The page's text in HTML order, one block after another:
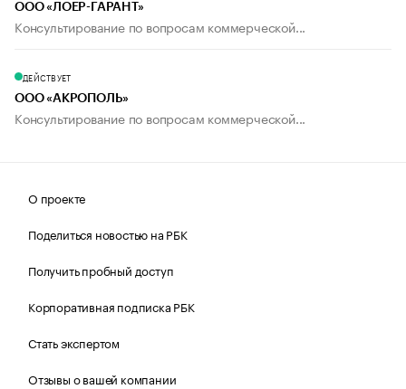
ООО «ЛОЕР-ГАРАНТ»
Консультирование по вопросам коммерческой...
ДЕЙСТВУЕТ
ООО «АКРОПОЛЬ»
Консультирование по вопросам коммерческой...
О проекте
Поделиться новостью на РБК
Получить пробный доступ
Корпоративная подписка РБК
Стать экспертом
Отзывы о вашей компании